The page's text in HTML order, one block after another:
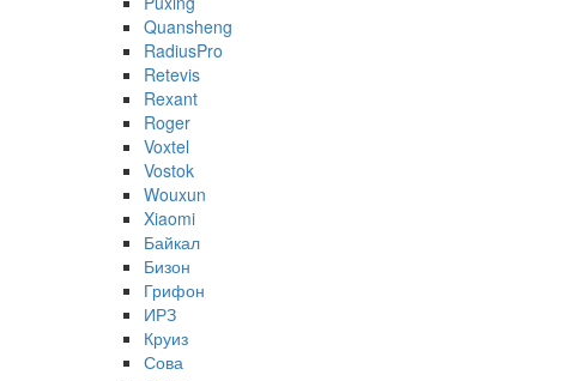
Quansheng
RadiusPro
Retevis
Rexant
Roger
Voxtel
Vostok
Wouxun
Xiaomi
Байкал
Бизон
Грифон
ИРЗ
Круиз
Сова